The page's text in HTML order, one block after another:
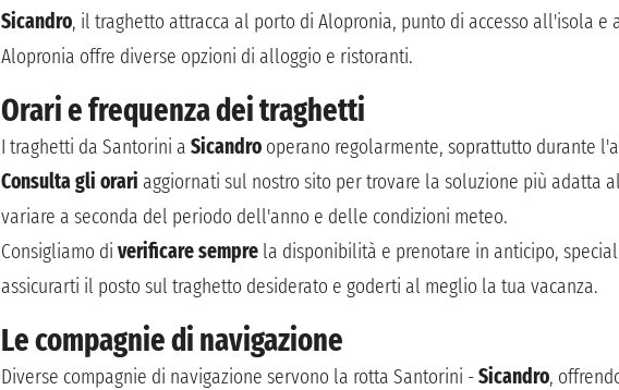
Sicandro, il traghetto attracca al porto di Alopronia, punto di accesso all'isola e
Alopronia offre diverse opzioni di alloggio e ristoranti.
Orari e frequenza dei traghetti
I traghetti da Santorini a Sicandro operano regolarmente, soprattutto durante
Consulta gli orari aggiornati sul nostro sito per trovare la soluzione più adatta
variare a seconda del periodo dell'anno e delle condizioni meteo.
Consigliamo di verificare sempre la disponibilità e prenotare in anticipo,
assicurarti il posto sul traghetto desiderato e goderti al meglio la tua vacanza.
Le compagnie di navigazione
Diverse compagnie di navigazione servono la rotta Santorini -Sicandro,